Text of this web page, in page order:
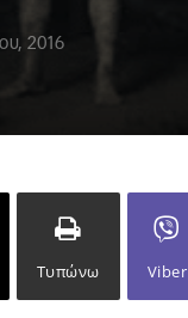
2016
Τυπώνω Viber